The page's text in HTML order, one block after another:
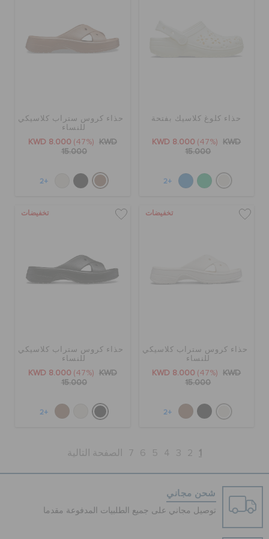
حذاء كلوغ كلاسيك بفتحة
KWD 8.000 (47%)
KWD
15.000
+2
حذاء كروس ستراب كلاسيكي
للنساء
KWD 8.000 (47%)
KWD
15.000
+2
تخفيضات
حذاء كروس ستراب كلاسيكي
للنساء
KWD 8.000 (47%)
KWD
15.000
+2
تخفيضات
حذاء كروس ستراب كلاسيكي
للنساء
KWD 8.000 (47%)
KWD
15.000
+2
1
2
3
4
5
6
7 الصفحة التالية
شحن مجاني
توصيل مجاني على جميع الطلبيات المدفوعة مقدما